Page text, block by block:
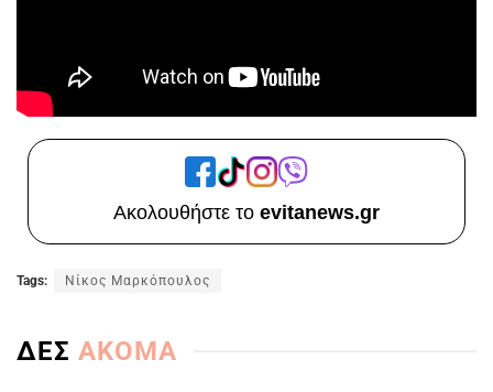
Ακολουθήστε το evitanews.gr
Tags: Νίκος Μαρκόπουλος
ΔΕΣ ΑΚΟΜΑ